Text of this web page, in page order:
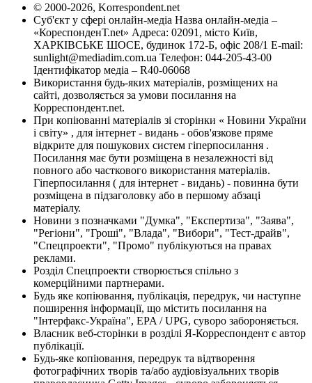
© 2000-2026, Korrespondent.net
Суб'єкт у сфері онлайн-медіа Назва онлайн-медіа –
«КореспонденТ.net» Адреса: 02091, місто Київ,
ХАРКІВСЬКЕ ШОСЕ, будинок 172-Б, офіс 208/1 E-mail:
sunlight@mediadim.com.ua Телефон: 044-205-43-00
Ідентифікатор медіа – R40-06068
Використання будь-яких матеріалів, розміщених на
сайті, дозволяється за умови посилання на
Корреспондент.net.
При копіюванні матеріалів зі сторінки « Новини України
і світу» , для інтернет - видань - обов'язкове пряме
відкрите для пошукових систем гіперпосилання .
Посилання має бути розміщена в незалежності від
повного або часткового використання матеріалів.
Гіперпосилання ( для інтернет - видань) - повинна бути
розміщена в підзаголовку або в першому абзаці
матеріалу.
Новини з позначками "Думка", "Експертиза", "Заява",
"Регіони", "Гроші", "Влада", "Вибори", "Тест-драйв",
"Спецпроекти", "Промо" публікуються на правах
реклами.
Розділ Спецпроекти створюється спільно з
комерційними партнерами.
Будь яке копіювання, публікація, передрук, чи наступне
поширення інформації, що містить посилання на
"Інтерфакс-Україна", EPA / UPG, суворо забороняється.
Власник веб-сторінки в розділі Я-Корреспондент є автор
публікації.
Будь-яке копіювання, передрук та відтворення
фотографічних творів та/або аудіовізуальних творів